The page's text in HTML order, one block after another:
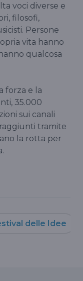
voci diverse e
filosofi,
Persone
vita hanno
qualcosa
forza e la
35.000
sui canali
tramite
la rotta per
delle Idee